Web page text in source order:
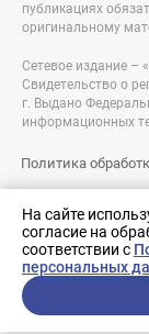
На сайте
согласие на
соответствии с
персональных
публикациях
оригинальному
Сетевое издание –
Свидетельство о
г. Выдано
информационных
Политика
Разработка